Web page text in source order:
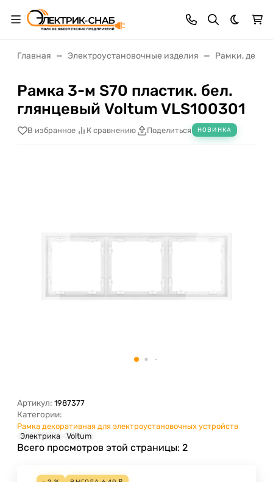
Темная
Главная Электроустановочные изделия Рамки,
Рамка 3-м S70 пластик. бел.
глянцевый Voltum VLS100301
В избранное К сравнению Поделиться НОВИНКА
Артикул: 1987377
Категории:
Рамка декоративная для электроустановочных устройств
Электрика
Voltum
Всего просмотров этой страницы: 2